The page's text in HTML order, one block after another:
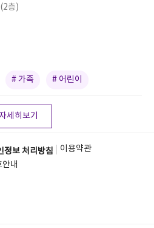
층)
# 가족 # 어린이
세히보기
정보 처리방침
이용약관
내